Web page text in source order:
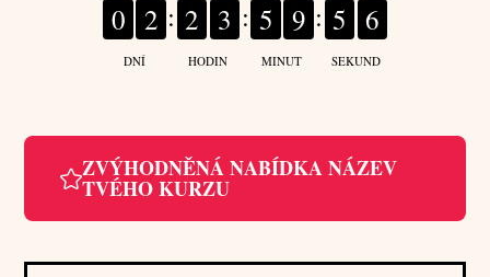
0 2
DNÍ
2 3
HODIN
5 9
MINUT
5 6
SEKUND
ZVÝHODNĚNÁ NABÍDKA NÁZEV
TVÉHO KURZU